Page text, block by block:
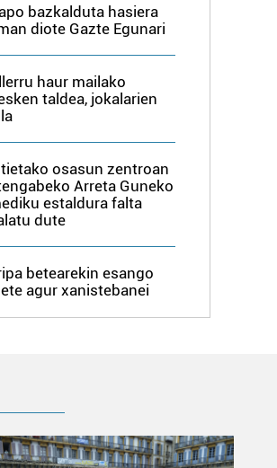
bazkalduta hasiera
diote Gazte Egunari
haur mailako
taldea, jokalarien
osasun zentroan
Arreta Guneko
estaldura falta
dute
betearekin esango
agur xanistebanei